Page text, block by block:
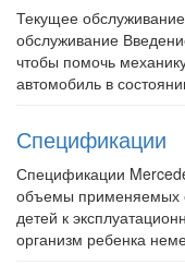
Текущее
обслуживание
чтобы помочь
автомобиль в
Спецификации
Спецификации
объемы применяемых
детей к
организм ребенка